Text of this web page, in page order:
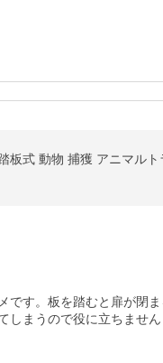
板式 動物 捕獲 アニマル
です。板を踏むと扉が閉
しまうので役に立ちません